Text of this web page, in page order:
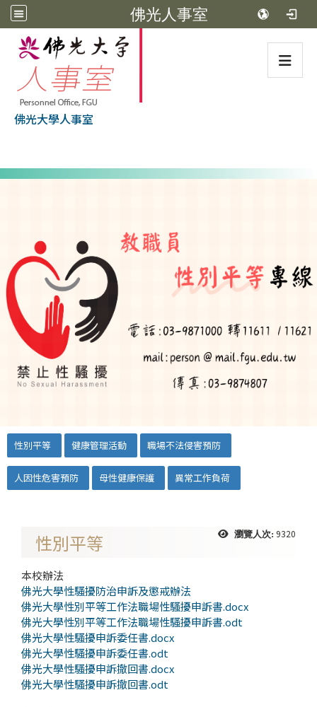
佛光人事室
佛光大學人事室
性別平等 健康管理活動 職場不法侵害預防
人因性危害預防 母性健康保護 異常工作負荷
瀏覽人次: 9320
性別平等
本校辦法
佛光大學性騷擾防治申訴及懲戒辦法
佛光大學性別平等工作法職場性騷擾申訴書.docx
佛光大學性別平等工作法職場性騷擾申訴書.odt
佛光大學性騷擾申訴委任書.docx
佛光大學性騷擾申訴委任書.odt
佛光大學性騷擾申訴撤回書.docx
佛光大學性騷擾申訴撤回書.odt